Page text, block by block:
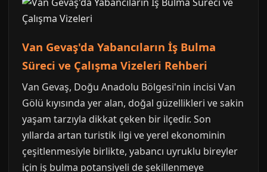
Van Gevaş'da Yabancıların İş Bulma
Süreci ve Çalışma Vizeleri Rehberi
Van Gevaş, Doğu Anadolu Bölgesi'nin incisi Van
Gölü kıyısında yer alan, doğal güzellikleri ve sakin
yaşam tarzıyla dikkat çeken bir ilçedir. Son
yıllarda artan turistik ilgi ve yerel ekonominin
çeşitlenmesiyle birlikte, yabancı uyruklu bireyler
için iş bulma potansiyeli de şekillenmeye